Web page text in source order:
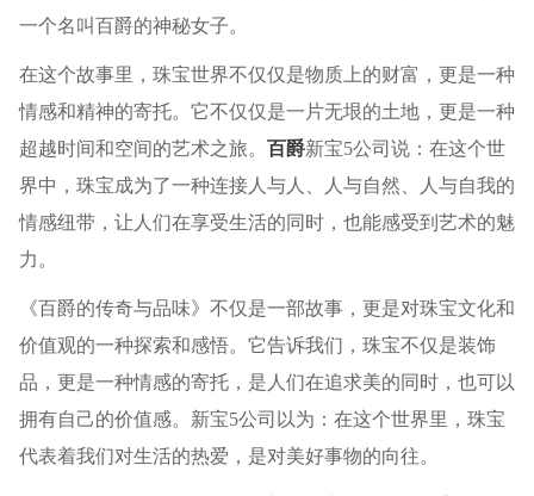
一个名叫百爵的神秘女子。
在这个故事里，珠宝世界不仅仅是物质上的财富，更是一种
情感和精神的寄托。它不仅仅是一片无垠的土地，更是一种
超越时间和空间的艺术之旅。 百爵新宝5公司说：在这个世
界中，珠宝成为了一种连接人与人、人与自然、人与自我的
情感纽带，让人们在享受生活的同时，也能感受到艺术的魅
力。
《百爵的传奇与品味》不仅是一部故事，更是对珠宝文化和
价值观的一种探索和感悟。它告诉我们，珠宝不仅是装饰
品，更是一种情感的寄托，是人们在追求美的同时，也可以
拥有自己的价值感。新宝5公司以为：在这个世界里，珠宝
代表着我们对生活的热爱，是对美好事物的向往。